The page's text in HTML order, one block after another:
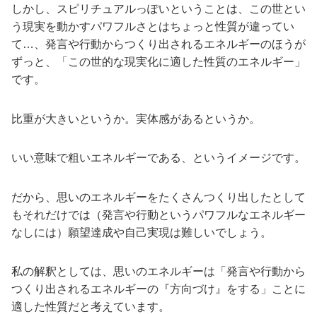
しかし、スピリチュアルっぽいということは、この世とい
う現実を動かすパワフルさとはちょっと性質が違ってい
て…、発言や行動からつくり出されるエネルギーのほうが
ずっと、「この世的な現実化に適した性質のエネルギー」
です。
比重が大きいというか。実体感があるというか。
いい意味で粗いエネルギーである、というイメージです。
だから、思いのエネルギーをたくさんつくり出したとして
もそれだけでは（発言や行動というパワフルなエネルギー
なしには）願望達成や自己実現は難しいでしょう。
私の解釈としては、思いのエネルギーは「発言や行動から
つくり出されるエネルギーの『方向づけ』をする」ことに
適した性質だと考えています。